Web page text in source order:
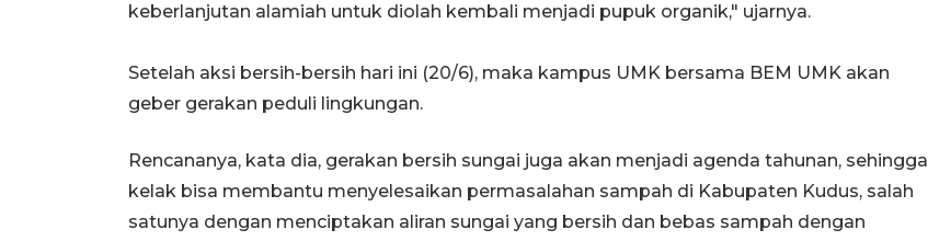
keberlanjutan alamiah untuk diolah kembali menjadi pupuk organik," ujarnya.
Setelah aksi bersih-bersih hari ini (20/6), maka kampus UMK bersama BEM UMK akan
geber gerakan peduli lingkungan.
Rencananya, kata dia, gerakan bersih sungai juga akan menjadi agenda tahunan, sehingga
kelak bisa membantu menyelesaikan permasalahan sampah di Kabupaten Kudus, salah
satunya dengan menciptakan aliran sungai yang bersih dan bebas sampah dengan